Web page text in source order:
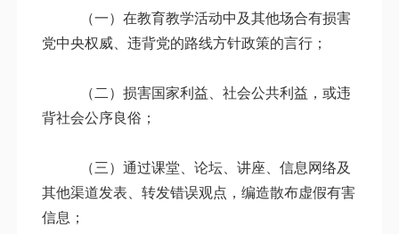
（一）在教育教学活动中及其他场合有损害
党中央权威、违背党的路线方针政策的言行；
（二）损害国家利益、社会公共利益，或违
背社会公序良俗；
（三）通过课堂、论坛、讲座、信息网络及
其他渠道发表、转发错误观点，编造散布虚假有害
信息；